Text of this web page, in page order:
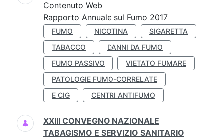
Contenuto Web
Rapporto Annuale sul Fumo 2017
FUMO NICOTINA
SIGARETTA
TABACCO
DANNI DA FUMO
FUMO PASSIVO
VIETATO FUMARE
PATOLOGIE FUMO-CORRELATE
E CIG
CENTRI ANTIFUMO
XXIII CONVEGNO NAZIONALE
TABAGISMO E SERVIZIO SANITARIO